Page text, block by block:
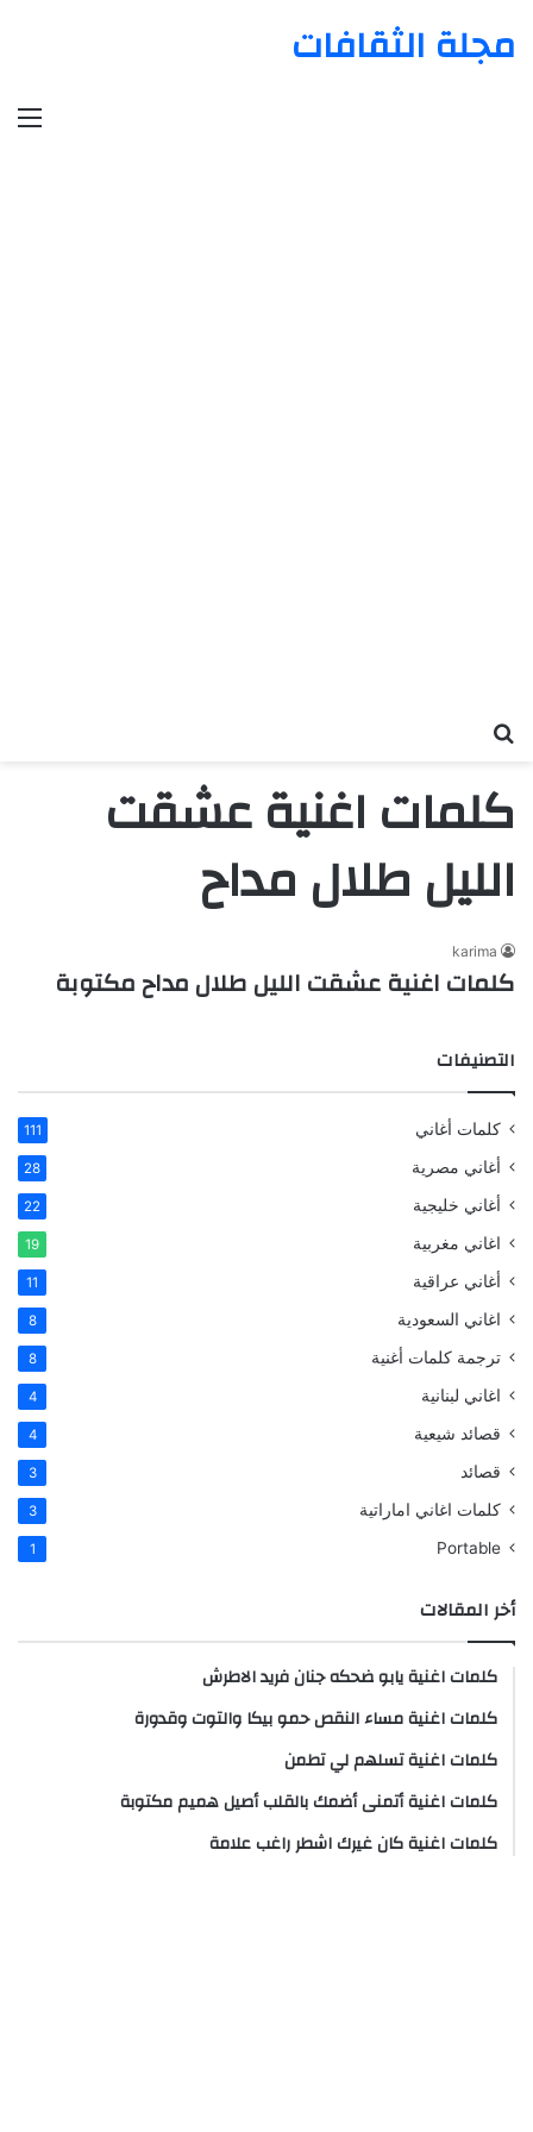
مجلة الثقافات
كلمات اغنية عشقت
الليل طلال مداح
karima
كلمات اغنية عشقت الليل طلال مداح مكتوبة
التصنيفات
كلمات أغاني 111
أغاني مصرية 28
أغاني خليجية 22
اغاني مغربية 19
أغاني عراقية 11
اغاني السعودية 8
ترجمة كلمات أغنية 8
اغاني لبنانية 4
قصائد شيعية 4
قصائد 3
كلمات اغاني اماراتية 3
Portable
1
أخر المقالات
كلمات اغنية يابو ضحكه جنان فريد الاطرش
كلمات اغنية مساء النقص حمو بيكا والتوت وقدورة
كلمات اغنية تسلهم لي تطمن
كلمات اغنية أتمنى أضمك بالقلب أصيل هميم مكتوبة
كلمات اغنية كان غيرك اشطر راغب علامة